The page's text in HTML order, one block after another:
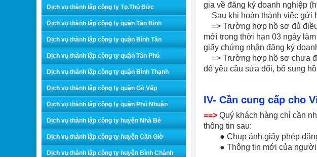
gia về đăng ký doanh nghiệp
Sau khi hoàn thành việc gửi
=> Trường hợp hồ sơ đủ
mới trong thời hạn 03 ngày
giấy chứng nhận đăng ký
=> Trường hợp hồ sơ chưa
để yêu cầu sửa đổi, bổ sung
IV- Cần cung cấp cho
==> Quý khách hàng chỉ cần
thông tin sau:
● Chụp ảnh giấy phép đăng
● Thông tin mới của người
Dịch vụ thành lập công ty Tp.Thủ Đức
Dịch vụ thành lập công ty quận Tân Bình
Dịch vụ thành lập công ty quận Bình Tân
Dịch vụ thành lập công ty quận Tân Phú
Dịch vụ thành lập công ty quận Bình Thạnh
Dịch vụ thành lập công ty quận Gò Vấp
Dịch vụ thành lập công ty quận Phú Nhuận
Dịch vụ thành lập công ty huyện Nhà Bè
Dịch vụ thành lập công ty huyện Cần Giờ
Dịch vụ thành lập công ty huyện Bình Chánh